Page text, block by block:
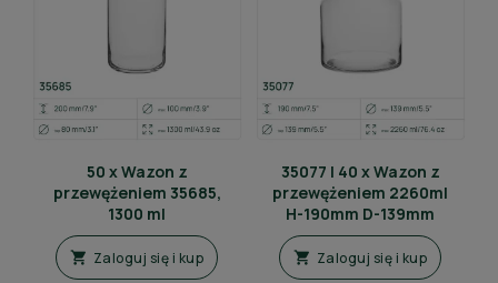
50 x Wazon z
przewężeniem 35685,
1300 ml
 Zaloguj się i kup
35077 | 40 x Wazon z
przewężeniem 2260ml
H-190mm D-139mm
 Zaloguj się i kup